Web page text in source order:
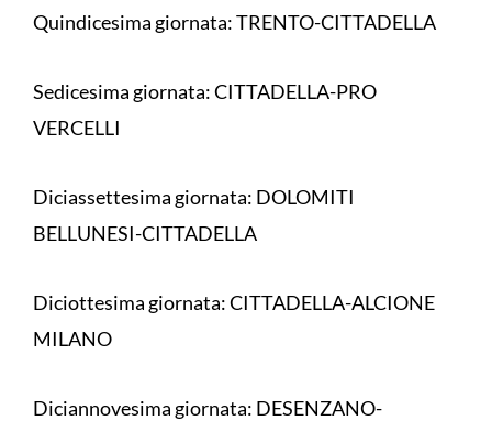
Quindicesima giornata: TRENTO-CITTADELLA
Sedicesima giornata: CITTADELLA-PRO
VERCELLI
Diciassettesima giornata: DOLOMITI
BELLUNESI-CITTADELLA
Diciottesima giornata: CITTADELLA-ALCIONE
MILANO
Diciannovesima giornata: DESENZANO-